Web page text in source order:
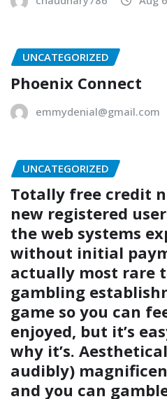
UNCATEGORIZED
Phoenix Connect
emmydenial@gmail.com
UNCATEGORIZED
Totally free credit
new registered
the web systems
without initial
actually most rare
gambling
game so you can
enjoyed, but it’s
why it’s.
audibly)
and you can